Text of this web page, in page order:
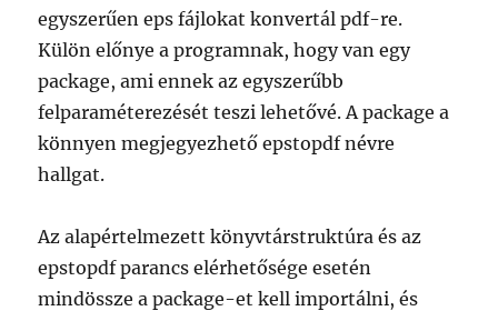
egyszerűen eps fájlokat konvertál pdf-re.
Külön előnye a programnak, hogy van egy
package, ami ennek az egyszerűbb
felparaméterezését teszi lehetővé. A package a
könnyen megjegyezhető epstopdf névre
hallgat.
Az alapértelmezett könyvtárstruktúra és az
epstopdf parancs elérhetősége esetén
mindössze a package-et kell importálni, és